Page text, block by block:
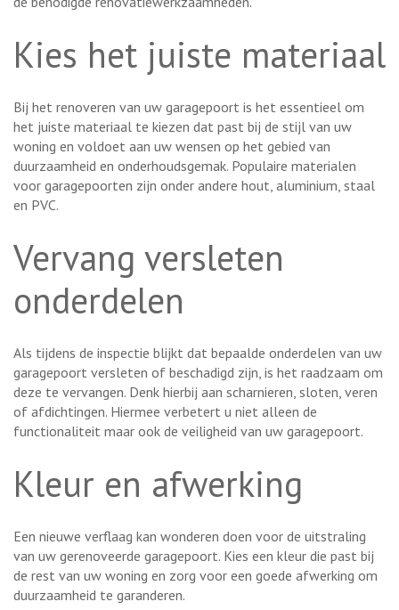
Kies het juiste materiaal
Bij het renoveren van uw garagepoort is het essentieel om
het juiste materiaal te kiezen dat past bij de stijl van uw
woning en voldoet aan uw wensen op het gebied van
duurzaamheid en onderhoudsgemak. Populaire materialen
voor garagepoorten zijn onder andere hout, aluminium, staal
en PVC.
Vervang versleten
onderdelen
Als tijdens de inspectie blijkt dat bepaalde onderdelen van uw
garagepoort versleten of beschadigd zijn, is het raadzaam om
deze te vervangen. Denk hierbij aan scharnieren, sloten, veren
of afdichtingen. Hiermee verbetert u niet alleen de
functionaliteit maar ook de veiligheid van uw garagepoort.
Kleur en afwerking
Een nieuwe verflaag kan wonderen doen voor de uitstraling
van uw gerenoveerde garagepoort. Kies een kleur die past bij
de rest van uw woning en zorg voor een goede afwerking om
duurzaamheid te garanderen.